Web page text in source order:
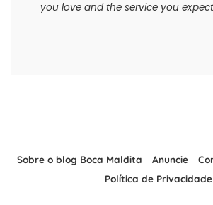
you love and the service you
Sobre o blog Boca Maldita Anuncie
Política de Privacidade